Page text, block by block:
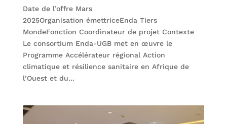
Date de l’offre Mars
2025Organisation émettriceEnda Tiers
MondeFonction Coordinateur de projet Contexte
Le consortium Enda-UGB met en œuvre le
Programme Accélérateur régional Action
climatique et résilience sanitaire en Afrique de
l’Ouest et du...